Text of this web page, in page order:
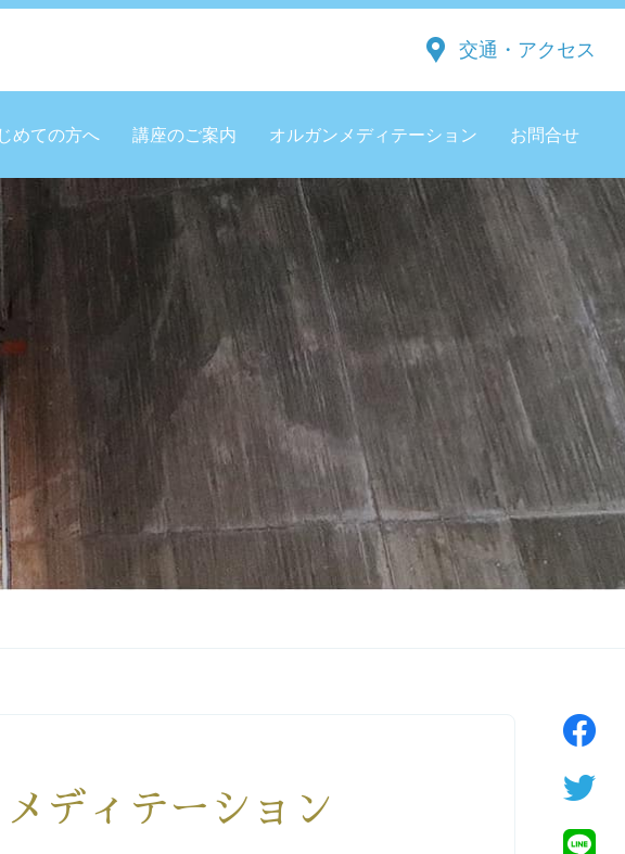
交通・アクセス
めての方へ 講座のご案内 オルガンメディテーション お問合せ
ディテーション